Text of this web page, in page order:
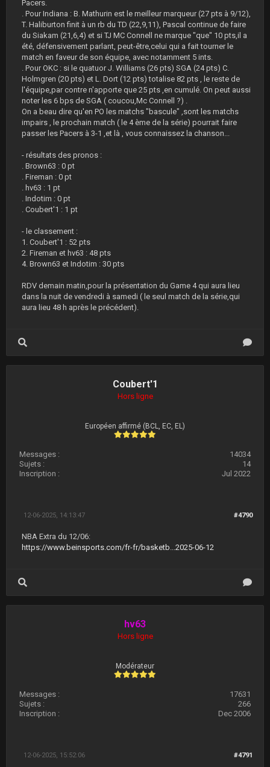
Pacers.
. Pour Indiana : B. Mathurin est le meilleur marqueur (27 pts à 9/12),
T. Haliburton finit à un rb du TD (22,9,11), Pascal continue de faire
du Siakam (21,6,4) et si TJ MC Connell ne marque "que" 10 pts,il a
été, défensivement parlant, peut-être,celui qui a fait tourner le
match en faveur de son équipe, avec notamment 5 ints.
. Pour OKC : si le quatuor J. Williams (26 pts) SGA (24 pts) C.
Holmgren (20 pts) et L. Dort (12 pts) totalise 82 pts , le reste de
l'équipe,par contre n'apporte que 25 pts ,en cumulé. On peut aussi
noter les 6 bps de SGA ( coucou,Mc Connell ?) .
On a beau dire qu'en PO les matchs "bascule" ,sont les matchs
impairs , le prochain match ( le 4 ème de la série) pourrait faire
passer les Pacers à 3-1 ,et là , vous connaissez la chanson...
- résultats des pronos :
. Brown63 : 0 pt
. Fireman : 0 pt
. hv63 : 1 pt
. Indotim : 0 pt
. Coubert'1 : 1 pt
- le classement :
1. Coubert'1 : 52 pts
2. Fireman et hv63 : 48 pts
4. Brown63 et Indotim : 30 pts
RDV demain matin,pour la présentation du Game 4 qui aura lieu
dans la nuit de vendredi à samedi ( le seul match de la série,qui
aura lieu 48 h après le précédent).
Coubert'1
Hors ligne
Européen affirmé (BCL, EC, EL)
Messages :
14034
Sujets :
14
Inscription :
Jul 2022
#4790
12-06-2025, 14:13:47
NBA Extra du 12/06:
https://www.beinsports.com/fr-fr/basketb...2025-06-12
hv63
Hors ligne
Modérateur
Messages :
17631
Sujets :
266
Inscription :
Dec 2006
#4791
12-06-2025, 15:52:06